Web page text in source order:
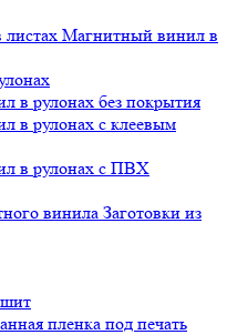
Магнитный винил в
в рулонах без покрытия
в рулонах с клеевым
в рулонах с ПВХ
Заготовки из
пленка под печать